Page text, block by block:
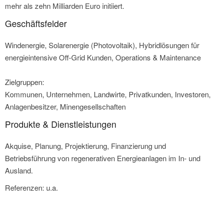
mehr als zehn Milliarden Euro initiiert.
Geschäftsfelder
Windenergie, Solarenergie (Photovoltaik), Hybridlösungen für
energieintensive Off-Grid Kunden, Operations & Maintenance
Zielgruppen:
Kommunen, Unternehmen, Landwirte, Privatkunden, Investoren,
Anlagenbesitzer, Minengesellschaften
Produkte & Dienstleistungen
Akquise, Planung, Projektierung, Finanzierung und
Betriebsführung von regenerativen Energieanlagen im In- und
Ausland.
Referenzen: u.a.